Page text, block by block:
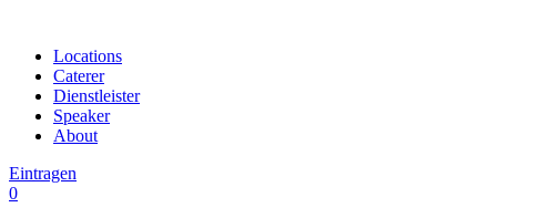
Locations
Caterer
Dienstleister
Speaker
About
Eintragen
0